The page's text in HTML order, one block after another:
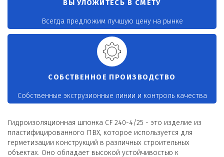
ВЫ УЛОЖИТЕСЬ В СМЕТУ
Всегда предложим лучшую цену на рынке
СОБСТВЕННОЕ ПРОИЗВОДСТВО
Собственные экструзионные линии и контроль качества
Гидроизоляционная шпонка CF 240-4/25 - это изделие из
пластифицированного ПВХ, которое используется для
герметизации конструкций в различных строительных
объектах. Оно обладает высокой устойчивостью к